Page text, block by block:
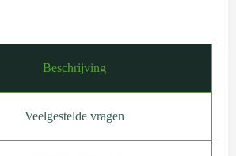
Beschrijving
Veelgestelde vragen